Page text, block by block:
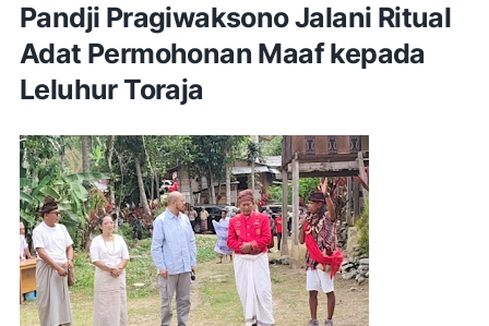
Pandji Pragiwaksono Jalani Ritual
Adat Permohonan Maaf kepada
Leluhur Toraja